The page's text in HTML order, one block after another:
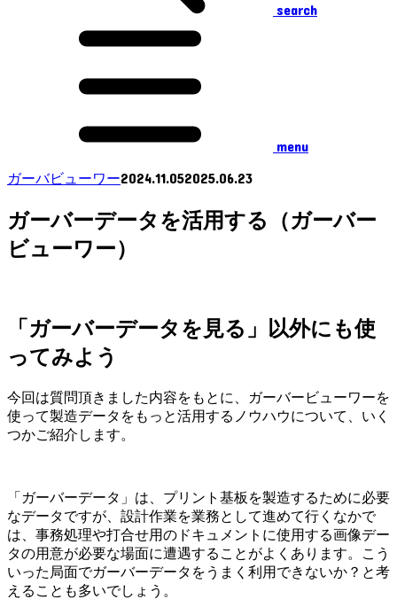
search
menu
ガーバビューワー2024.11.052025.06.23
ガーバーデータを活用する（ガーバー
ビューワー）
「ガーバーデータを見る」以外にも使
ってみよう
今回は質問頂きました内容をもとに、ガーバービューワーを
使って製造データをもっと活用するノウハウについて、いく
つかご紹介します。
「ガーバーデータ」は、プリント基板を製造するために必要
なデータですが、設計作業を業務として進めて行くなかで
は、事務処理や打合せ用のドキュメントに使用する画像デー
タの用意が必要な場面に遭遇することがよくあります。こう
いった局面でガーバーデータをうまく利用できないか？と考
えることも多いでしょう。